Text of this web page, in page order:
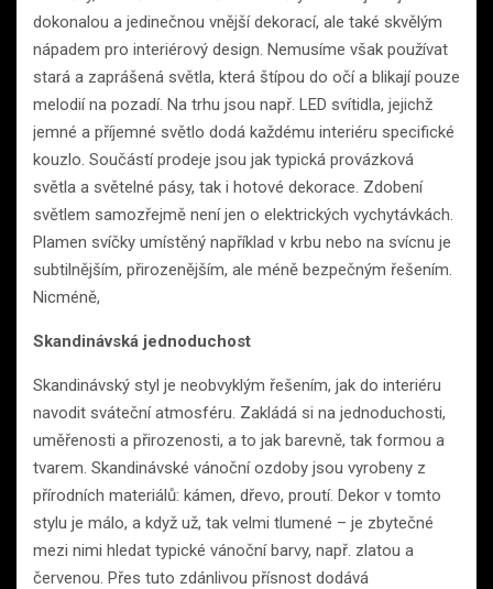
dokonalou a jedinečnou vnější dekorací, ale také skvělým
nápadem pro interiérový design. Nemusíme však používat
stará a zaprášená světla, která štípou do očí a blikají pouze
melodií na pozadí. Na trhu jsou např. LED svítidla, jejichž
jemné a příjemné světlo dodá každému interiéru specifické
kouzlo. Součástí prodeje jsou jak typická provázková
světla a světelné pásy, tak i hotové dekorace. Zdobení
světlem samozřejmě není jen o elektrických vychytávkách.
Plamen svíčky umístěný například v krbu nebo na svícnu je
subtilnějším, přirozenějším, ale méně bezpečným řešením.
Nicméně,
Skandinávská jednoduchost
Skandinávský styl je neobvyklým řešením, jak do interiéru
navodit sváteční atmosféru. Zakládá si na jednoduchosti,
uměřenosti a přirozenosti, a to jak barevně, tak formou a
tvarem. Skandinávské vánoční ozdoby jsou vyrobeny z
přírodních materiálů: kámen, dřevo, proutí. Dekor v tomto
stylu je málo, a když už, tak velmi tlumené – je zbytečné
mezi nimi hledat typické vánoční barvy, např. zlatou a
červenou. Přes tuto zdánlivou přísnost dodává